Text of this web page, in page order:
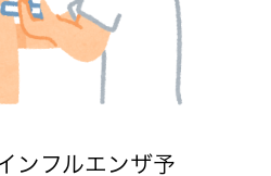
ンフルエンザ予